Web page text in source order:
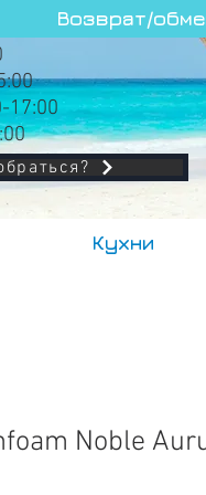
Возврат/
17:00
Кухни
Noble